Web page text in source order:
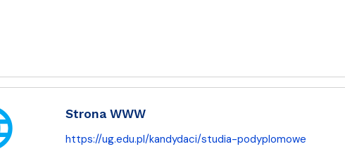
Strona WWW
https://ug.edu.pl/kandydaci/studia-podyplomowe